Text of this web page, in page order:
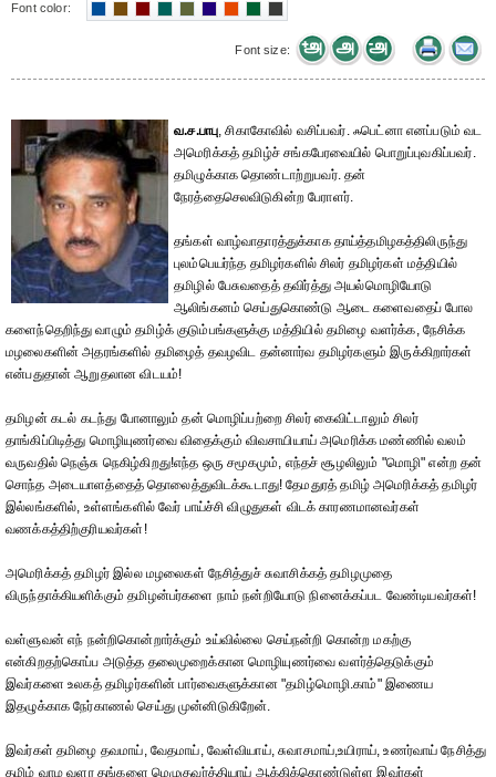
Font color:
Font size:
வ.ச.பாபு, சிகாகோவில் வசிப்பவர். ஃபெட்னா எனப்படும் வட
அமெரிக்கத் தமிழ்ச் சங்க‌பேரவையில் பொறுப்புவகிப்பவர்.
தமிழுக்காக தொண்டாற்றுபவர். தன்
நேரத்தைசெலவிடுகின்ற பேராளர்.
தங்கள் வாழ்வாதாரத்துக்காக தாய்த்தமிழகத்திலிருந்து
புலம்பெயர்ந்த தமிழர்களில் சிலர் தமிழர்கள் மத்தியில்
தமிழில் பேசுவதைத் தவிர்த்து அயல்மொழியோடு
ஆலிங்கனம் செய்துகொண்டு ஆடை களைவதைப் போல
களைந்தெறிந்து வாழும் தமிழ்க் குடும்பங்களுக்கு மத்தியில் தமிழை வளர்க்க, நேசிக்க
மழலைகளின் அதரங்களில் தமிழைத் தவழவிட தன்னார்வ தமிழர்களும் இருக்கிறார்கள்
என்பதுதான் ஆறுதலான விடயம்!
தமிழன் கடல் கடந்து போனாலும் தன் மொழிப்பற்றை சிலர் கைவிட்டாலும் சிலர்
தாங்கிப்பிடித்து மொழியுணர்வை விதைக்கும் விவசாயியாய் அமெரிக்க மண்ணில் வலம்
வருவதில் நெஞ்சு நெகிழ்கிறது!எந்த ஒரு சமூகமும், எந்தச் சூழலிலும் "மொழி" என்ற தன்
சொந்த அடையாளத்தைத் தொலைத்துவிடக்கூடாது! தேமதுரத் தமிழ் அமெரிக்கத் தமிழர்
இல்லங்களில், உள்ளங்களில் வேர் பாய்ச்சி விழுதுகள் விடக் காரணமானவர்கள்
வணக்கத்திற்குரியவர்கள்!
அமெரிக்கத் தமிழர் இல்ல மழலைகள் நேசித்துச் சுவாசிக்கத் தமிழமுதை
விருந்தாக்கியளிக்கும் தமிழன்பர்களை நாம் நன்றியோடு நினைக்கப்பட வேண்டியவர்கள்!
வள்ளுவன் எந் நன்றிகொன்றார்க்கும் உய்வில்லை செய்நன்றி கொன்ற மகற்கு
என்கிறதற்கொப்ப அடுத்த தலைமுறைக்கான மொழியுணர்வை வளர்த்தெடுக்கும்
இவர்களை உலகத் தமிழர்களின் பார்வைகளுக்கான "தமிழ்மொழி.காம்" இணைய
இதழுக்காக‌ நேர்காணல் செய்து முன்னிடுகிறேன்.
இவர்கள் தமிழை தவமாய், வேதமாய், வேள்வியாய், சுவாசமாய்,உயிராய், உணர்வாய் நேசித்து
தமிழ் வாழ வளர தங்களை மெழுகுவர்த்தியாய் ஆக்கிக்கொண்டுள்ள இவர்கள்